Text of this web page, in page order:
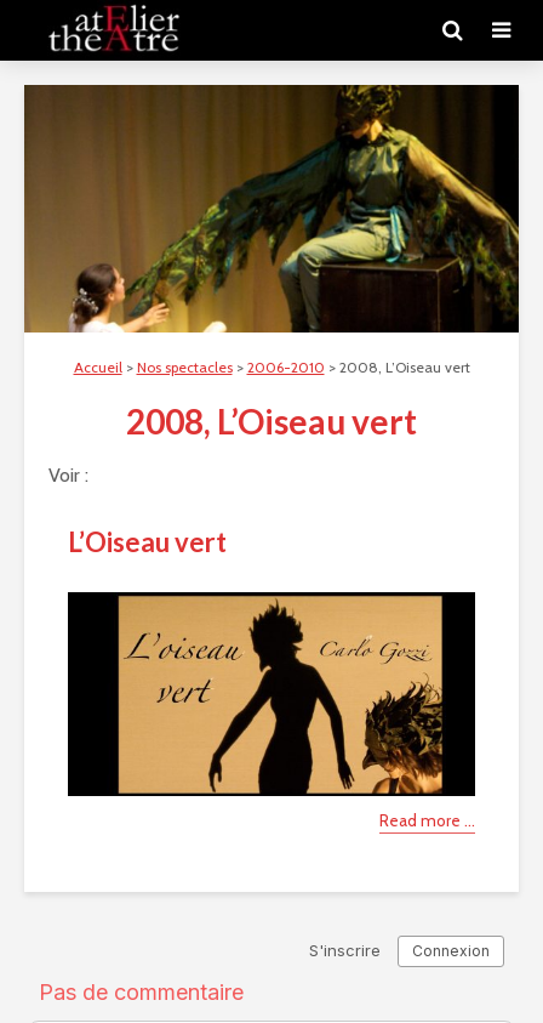
Accueil> Nos spectacles> 2006-2010 > 2008, L’Oiseau vert
2008, L’Oiseau vert
Voir :
L’Oiseau vert
Read more ...